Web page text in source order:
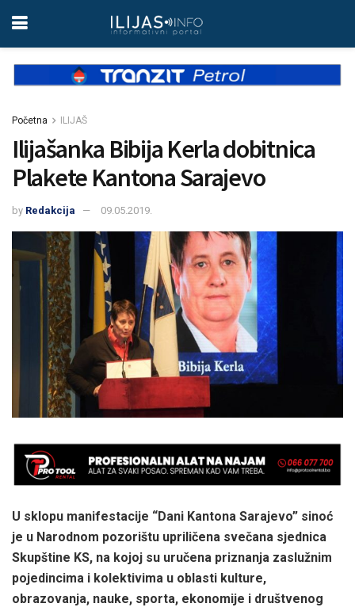
Početna ILIJAŠ
Ilijašanka Bibija Kerla dobitnica
Plakete Kantona Sarajevo
by Redakcija 09.05.2019.
U sklopu manifestacije “Dani Kantona Sarajevo” sinoć
je u Narodnom pozorištu upriličena svečana sjednica
Skupštine KS, na kojoj su uručena priznanja zaslužnim
pojedincima i kolektivima u oblasti kulture,
obrazovanja, nauke, sporta, ekonomije i društvenog